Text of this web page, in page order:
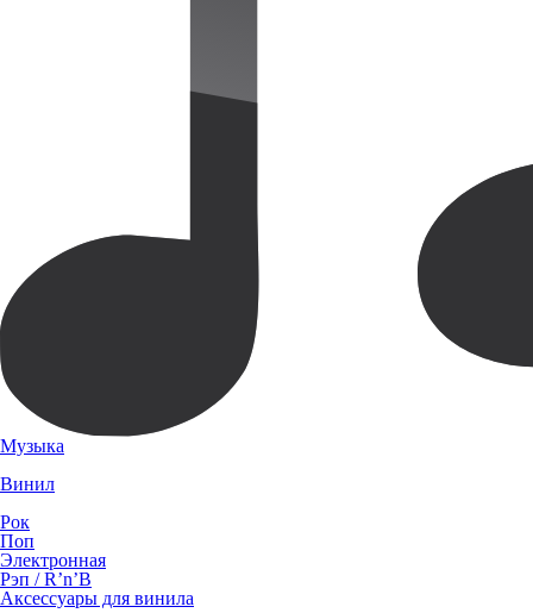
Музыка
Винил
Рок
Поп
Электронная
Рэп / R’n’B
Аксессуары для винила